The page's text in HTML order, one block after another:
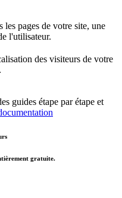
pages de votre site, une
l'utilisateur.
des visiteurs de votre
guides étape par étape et
gratuite.